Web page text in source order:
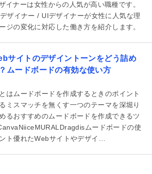
イナーは女性からの人気が高い職種です。
ザイナー / UIデザイナーが女性に人気な理
ジの変化に対応した働き方を紹介します。
サイトのデザイントーンをどう詰め
ムードボードの有効な使い方
はムードボードを作成するときのポイント
ミスマッチを無くす一つのテーマを深堀り
るおすすめのムードボードを作成できるツ
ムードボードの使
ト優れたWebサイトやデザイ…